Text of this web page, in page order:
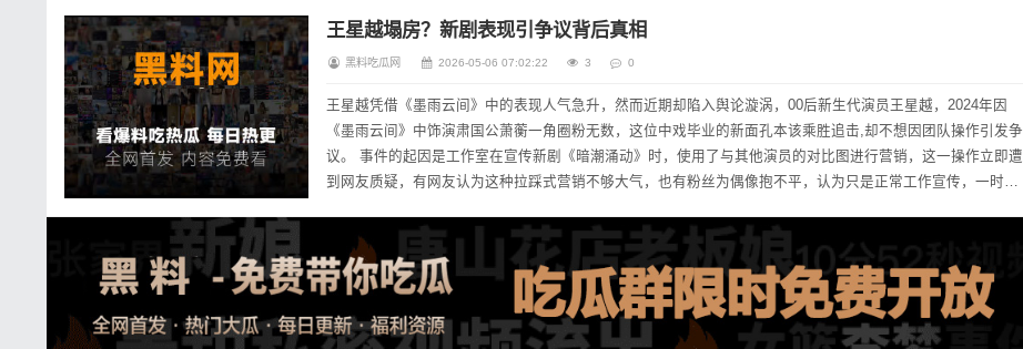
王星越塌房？新剧表现引争议背后真相
黑料吃瓜网 2026-05-06 07:02:22 3 0
王星越凭借《墨雨云间》中的表现人气急升，然而近期却陷入舆论漩涡，00后新生代演员王星越，2024年因
《墨雨云间》中饰演肃国公萧蘅一角圈粉无数，这位中戏毕业的新面孔本该乘胜追击,却不想因团队操作引发争
议。 事件的起因是工作室在宣传新剧《暗潮涌动》时，使用了与其他演员的对比图进行营销，这一操作立即遭
到网友质疑，有网友认为这种拉踩式营销不够大气，也有粉丝为偶像抱不平，认为只是正常工作宣传，一时间